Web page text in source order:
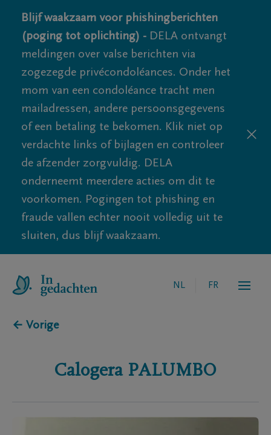
Blijf waakzaam voor phishingberichten
(poging tot oplichting) - DELA ontvangt
meldingen over valse berichten via
zogezegde privécondoléances. Onder het
mom van een condoléance tracht men
mailadressen, andere persoonsgegevens
of een betaling te bekomen. Klik niet op
verdachte links of bijlagen en controleer
de afzender zorgvuldig. DELA
onderneemt meerdere acties om dit te
voorkomen. Pogingen tot phishing en
fraude vallen echter nooit volledig uit te
sluiten, dus blijf waakzaam.
NL FR
← Vorige
Calogera PALUMBO